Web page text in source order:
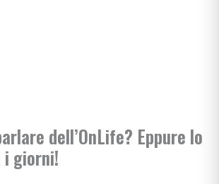
dell’OnLife? Eppure lo
giorni!